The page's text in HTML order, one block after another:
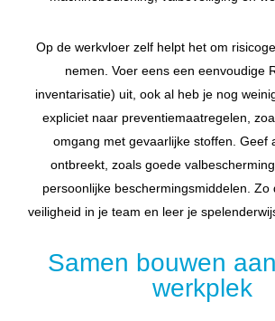
Op de werkvloer zelf helpt het om
nemen. Voer eens een eenvoudige
inventarisatie) uit, ook al heb je nog
expliciet naar preventiemaatregelen,
omgang met gevaarlijke stoffen. Geef
ontbreekt, zoals goede
persoonlijke beschermingsmiddelen. Zo
veiligheid in je team en leer je
Samen bouwen
werkplek